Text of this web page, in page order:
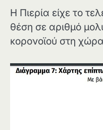
Η Πιερία είχε το
θέση σε αριθμό
κορονοϊού στη